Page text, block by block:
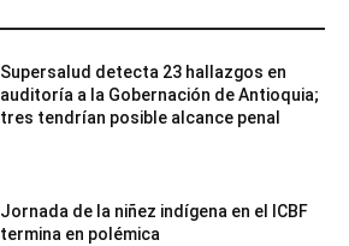
Supersalud detecta 23 hallazgos en
auditoría a la Gobernación de Antioquia;
tres tendrían posible alcance penal
Jornada de la niñez indígena en el ICBF
termina en polémica